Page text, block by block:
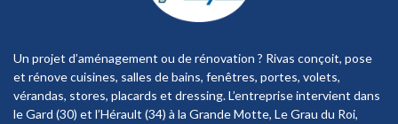
Un projet d’aménagement ou de rénovation ? Rivas conçoit, pose
et rénove cuisines, salles de bains, fenêtres, portes, volets,
vérandas, stores, placards et dressing. L’entreprise intervient dans
le Gard (30) et l’Hérault (34) à la Grande Motte, Le Grau du Roi,